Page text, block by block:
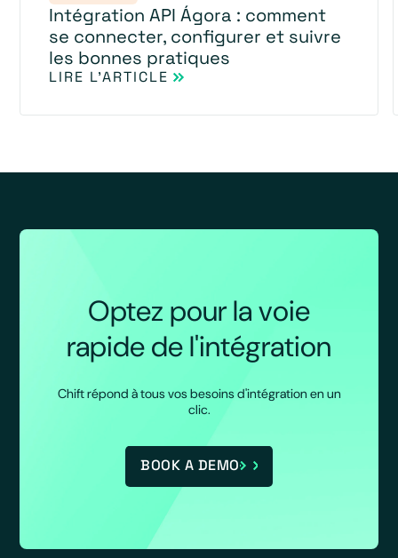
Intégration API Ágora : comment
se connecter, configurer et suivre
les bonnes pratiques
LIRE L'ARTICLE
Optez pour la voie
rapide de l'intégration
Chift répond à tous vos besoins d'intégration en un
clic.
BOOK A DEMO